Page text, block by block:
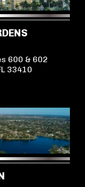
600 & 602
33410